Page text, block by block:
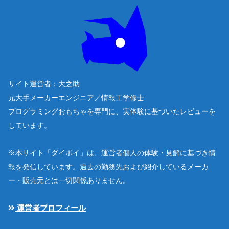
サイト運営者：大之助
元大手メーカーエンジニア／情報工学修士
プログラミングおもちゃを専門に、実体験に基づいたレビューを
しています。
※本サイト「ダイボイ」は、運営者個人の体験・見解に基づき情
報を発信しています。過去の勤務先および紹介しているメーカ
ー・販売元とは一切関係ありません。
運営者プロフィール